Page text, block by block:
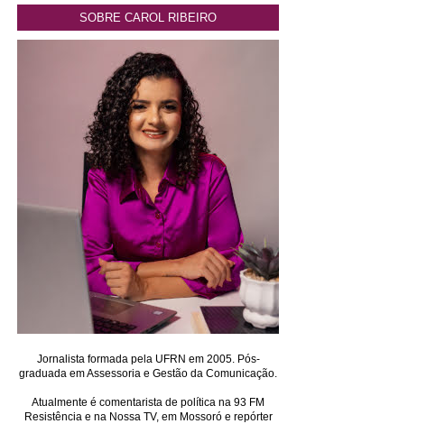
SOBRE CAROL RIBEIRO
Jornalista formada pela UFRN em 2005. Pós-
graduada em Assessoria e Gestão da Comunicação.
Atualmente é comentarista de política na 93 FM
Resistência e na Nossa TV, em Mossoró e repórter